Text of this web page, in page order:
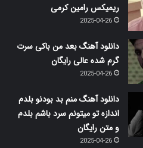
ریمیکس رامین کرمی
2025-04-26
دانلود آهنگ بعد من باکی سرت
گرم شده عالی رایگان
2025-04-26
دانلود آهنگ منم بد بودنو بلدم
اندازه تو میتونم سرد باشم بلدم
و متن رایگان
2025-04-26